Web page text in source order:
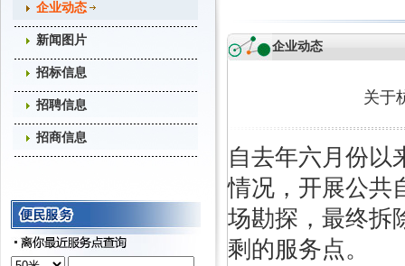
企业动态
新闻图片
招标信息
招聘信息
招商信息
企业动态
关于
自去年六月份以
情况，开展公共
场勘探，最终拆
剩的服务点。